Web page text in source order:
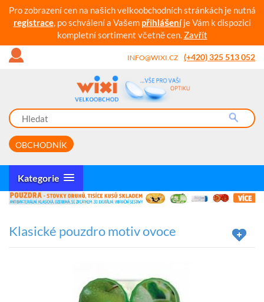
Pro zobrazení cen na našich velkoobchodních stránkách je nutná
registrace, po schválení a Vašem přihlášeníje Vám k dispozici
kompletní sortiment včetně cen. Zavřít
INFO@WIXI.CZ (+420) 325 513 052
OBCHODNÍK
Kategorie
Klasické pouzdro motiv ovoce